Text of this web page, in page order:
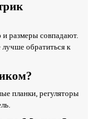
размеры совпадают.
обратиться к
планки, регуляторы